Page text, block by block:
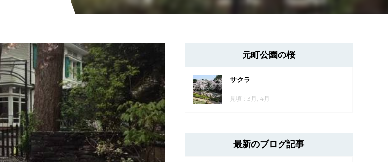
元町公園の桜
サクラ
見頃：3月, 4月
最新のブログ記事